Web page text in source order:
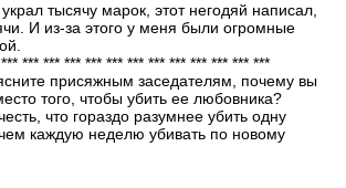
тысячу марок, этот негодяй написал,
И из-за этого у меня были огромные
*** *** *** *** *** *** *** *** *** *** *** ***
присяжным заседателям, почему вы
того, чтобы убить ее любовника?
что гораздо разумнее убить одну
каждую неделю убивать по новому